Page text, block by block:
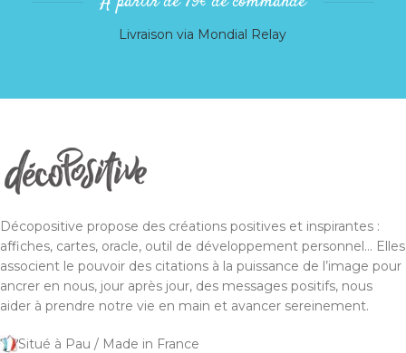
Livraison via Mondial Relay
Décopositive propose des créations positives et inspirantes :
affiches, cartes, oracle, outil de développement personnel... Elles
associent le pouvoir des citations à la puissance de l’image pour
ancrer en nous, jour après jour, des messages positifs, nous
aider à prendre notre vie en main et avancer sereinement.
Situé à Pau / Made in France